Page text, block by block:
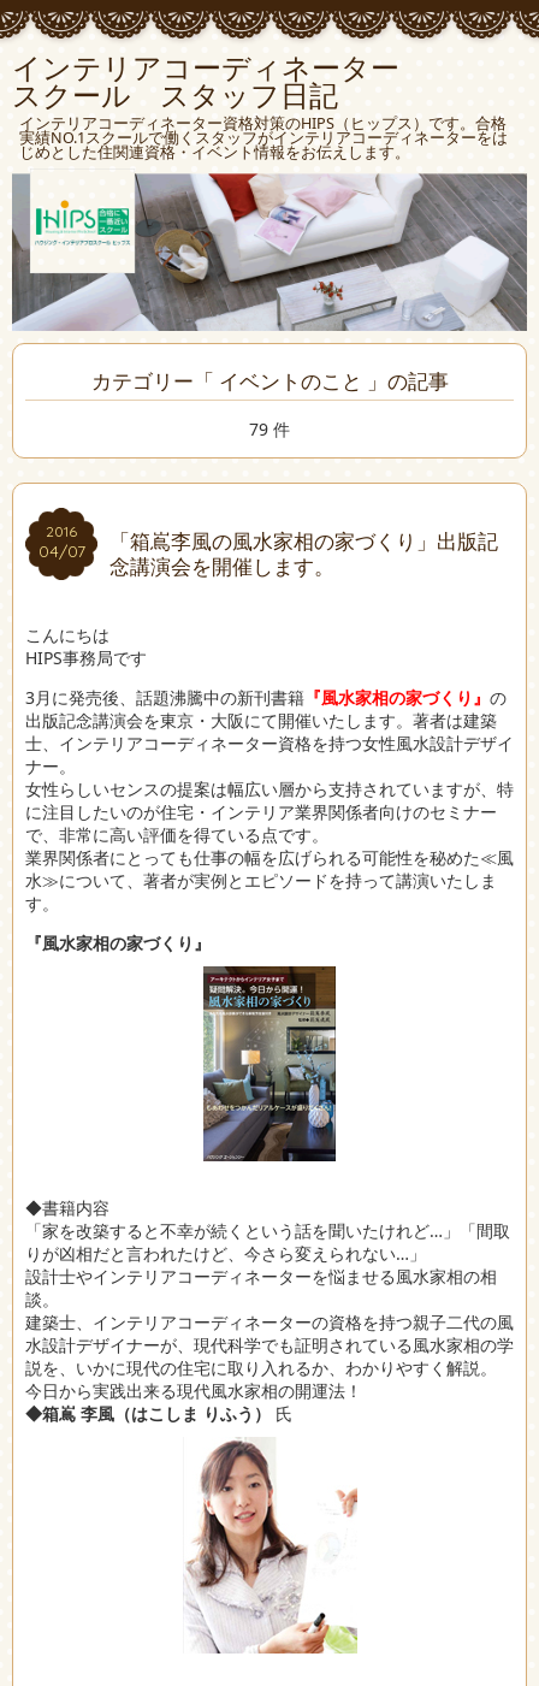
インテリアコーディネーター
スクール スタッフ日記
インテリアコーディネーター資格対策のHIPS（ヒップス）です。合格
実績NO.1スクールで働くスタッフがインテリアコーディネーターをは
じめとした住関連資格・イベント情報をお伝えします。
カテゴリー「 イベントのこと 」の記事
79 件
2016
04/07
2016
04/07
「箱嶌李風の風水家相の家づくり」出版記
念講演会を開催します。
こんにちは
HIPS事務局です
3月に発売後、話題沸騰中の新刊書籍 『風水家相の家づくり』 の
出版記念講演会を東京・大阪にて開催いたします。著者は建築
士、インテリアコーディネーター資格を持つ女性風水設計デザイ
ナー。
女性らしいセンスの提案は幅広い層から支持されていますが、特
に注目したいのが住宅・インテリア業界関係者向けのセミナー
で、非常に高い評価を得ている点です。
業界関係者にとっても仕事の幅を広げられる可能性を秘めた≪風
水≫について、著者が実例とエピソードを持って講演いたしま
す。
『風水家相の家づくり』
◆書籍内容
「家を改築すると不幸が続くという話を聞いたけれど…」「間取
りが凶相だと言われたけど、今さら変えられない…」
設計士やインテリアコーディネーターを悩ませる風水家相の相
談。
建築士、インテリアコーディネーターの資格を持つ親子二代の風
水設計デザイナーが、現代科学でも証明されている風水家相の学
説を、いかに現代の住宅に取り入れるか、わかりやすく解説。
今日から実践出来る現代風水家相の開運法！
◆箱嶌 李風（はこしま りふう）
氏